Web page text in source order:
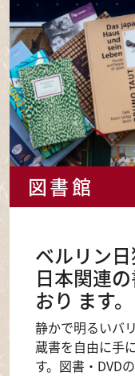
図書館
ベルリン日
日本関連
おり ます。
静かで明るいバ
蔵書を自由に手
す。図書・DVD